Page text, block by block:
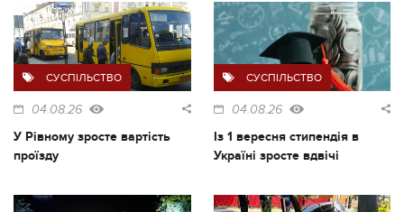
СУСПІЛЬСТВО
04.08.26
У Рівному зросте вартість
проїзду
СУСПІЛЬСТВО
04.08.26
Із 1 вересня стипендія в
Україні зросте вдвічі